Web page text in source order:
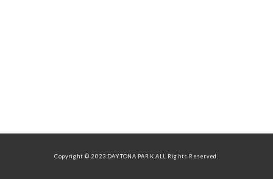
Copyright © 2023 DAYTONA PARK ALL Rights Reserved.